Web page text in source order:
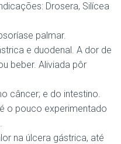
Drosera, Silícea
palmar.
e duodenal. A dor de
beber. Aliviada pôr
câncer; e do intestino.
o pouco experimentado
na úlcera gástrica, até